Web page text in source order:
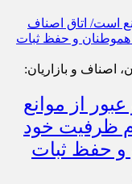
اصناف و بازاریان:
از موانع
ظرفیت خود
و حفظ ثبات